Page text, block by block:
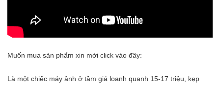
Muốn mua sản phẩm xin mời click vào đây:
Là một chiếc máy ảnh ở tầm giá loanh quanh 15-17 triệu, kẹp